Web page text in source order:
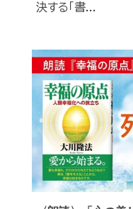
決する「書...